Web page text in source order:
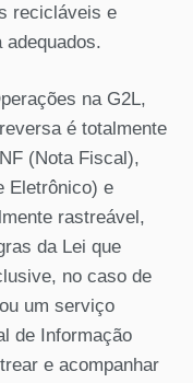
recicláveis e
na G2L,
é totalmente
(Nota Fiscal),
Eletrônico) e
rastreável,
da Lei que
no caso de
um serviço
de Informação
e acompanhar